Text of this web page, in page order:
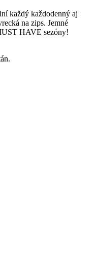
každý každodenný aj
na zips. Jemné
HAVE sezóny!